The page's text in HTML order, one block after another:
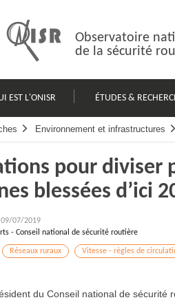
Observatoire
de la sécurité
EST L'ONISR ÉTUDES &
Environnement et infrastructures
pour diviser
blessées d’ici
07/2019
- Conseil national de sécurité routière
Réseaux ruraux Vitesse - règles de
du Conseil national de sécurité